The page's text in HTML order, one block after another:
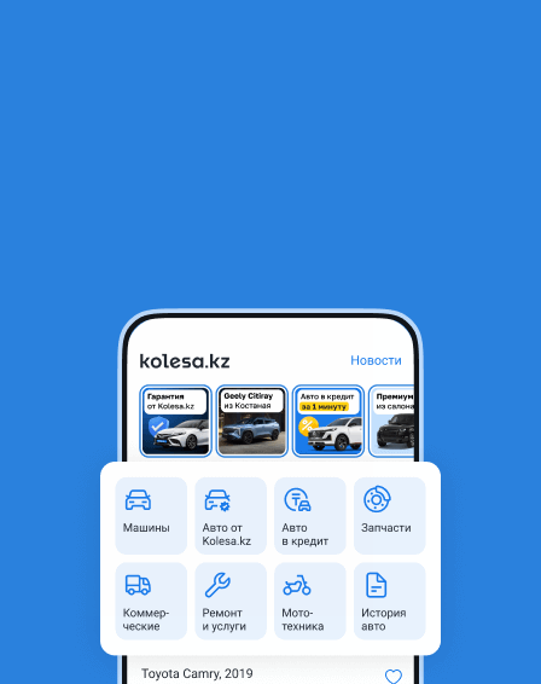
Привод, граната, шрус на Kia, Киа
Астана, Акмолинская
область
Новая
Оригинальность
Оригинал
Возможна рассрочка или